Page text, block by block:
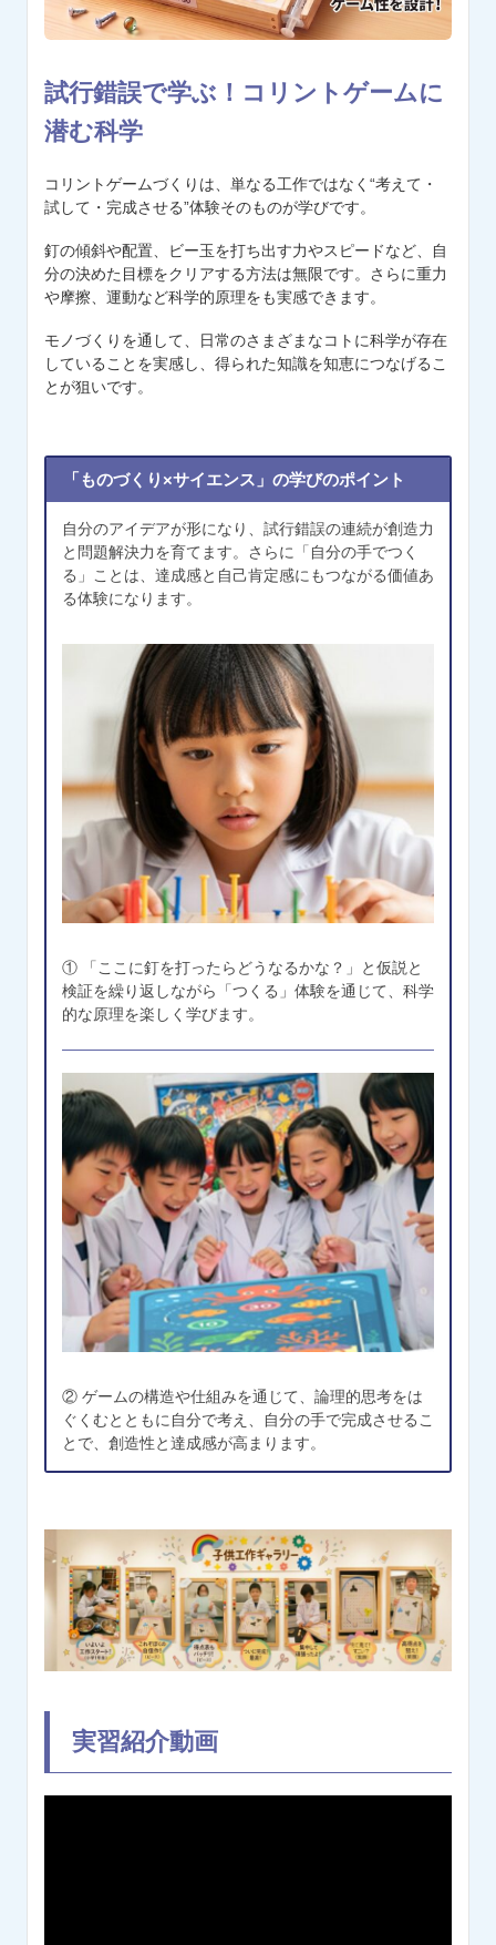
試行錯誤で学ぶ！コリントゲームに
潜む科学
コリントゲームづくりは、単なる工作ではなく“考えて・
試して・完成させる”体験そのものが学びです。
釘の傾斜や配置、ビー玉を打ち出す力やスピードなど、自
分の決めた目標をクリアする方法は無限です。さらに重力
や摩擦、運動など科学的原理をも実感できます。
モノづくりを通して、日常のさまざまなコトに科学が存在
していることを実感し、得られた知識を知恵につなげるこ
とが狙いです。
「ものづくり×サイエンス」の学びのポイント
自分のアイデアが形になり、試行錯誤の連続が創造力
と問題解決力を育てます。さらに「自分の手でつく
る」ことは、達成感と自己肯定感にもつながる価値あ
る体験になります。
① 「ここに釘を打ったらどうなるかな？」と仮説と
検証を繰り返しながら「つくる」体験を通じて、科学
的な原理を楽しく学びます。
② ゲームの構造や仕組みを通じて、論理的思考をは
ぐくむとともに自分で考え、自分の手で完成させるこ
とで、創造性と達成感が高まります。
実習紹介動画